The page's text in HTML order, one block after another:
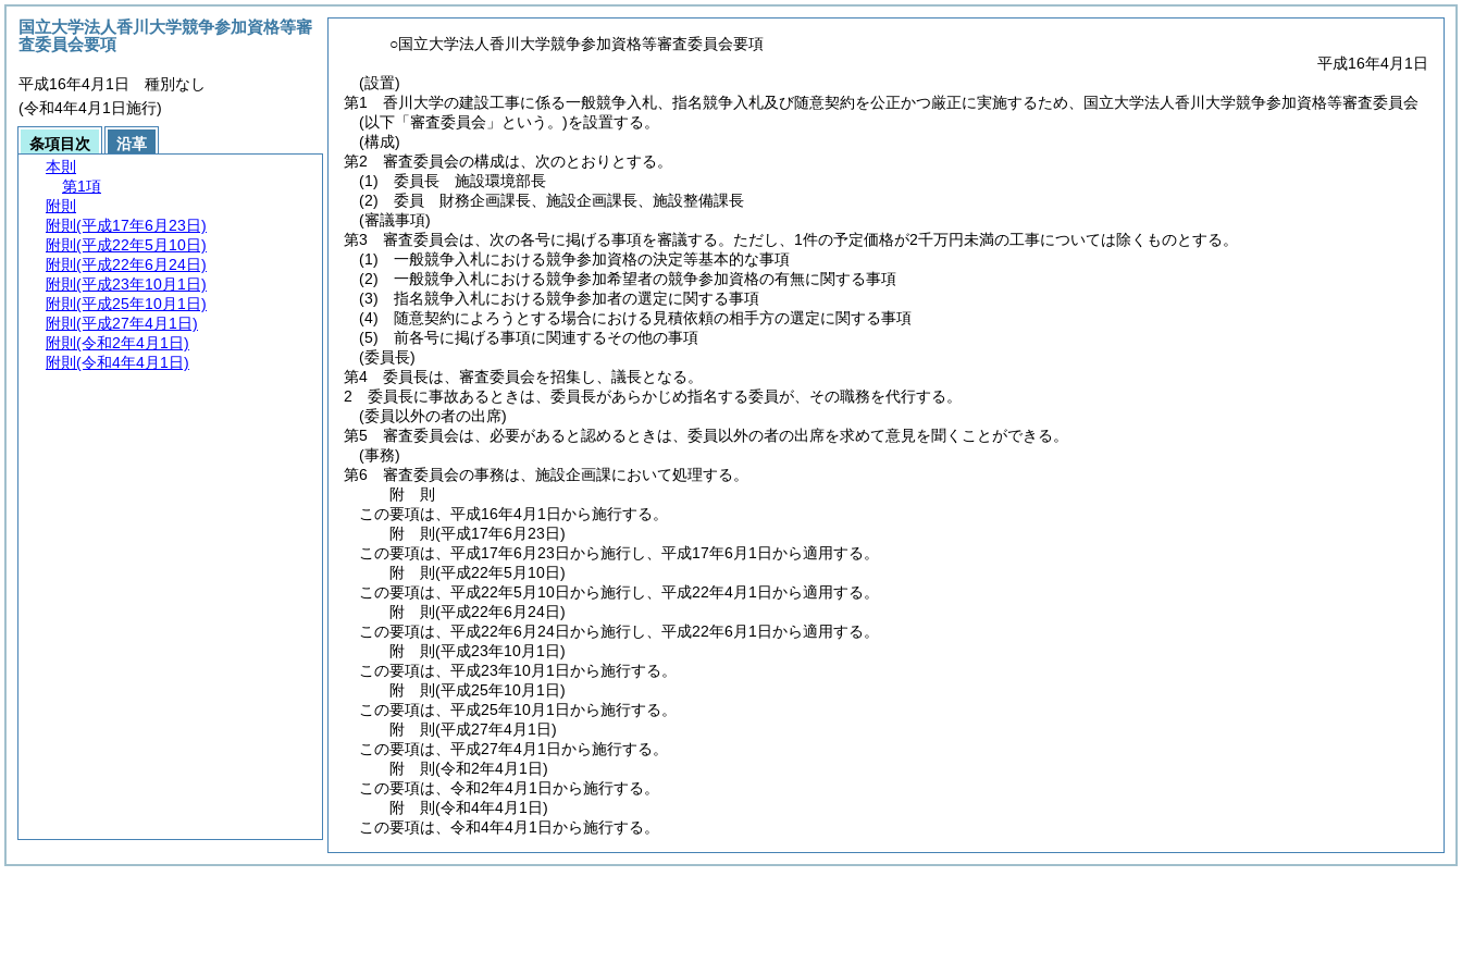
○国立大学法人香川大学競争参加資格等審査委員会要項
平成16年4月1日
(設置)
第1 香川大学の建設工事に係る一般競争入札、指名競争入札及び随意契約を公正かつ厳正に実施するため、国立大学法人香川大学競争参加資格等審査委員会
(以下「審査委員会」という。)を設置する。
(構成)
第2 審査委員会の構成は、次のとおりとする。
(1) 委員長 施設環境部長
(2) 委員 財務企画課長、施設企画課長、施設整備課長
(審議事項)
第3 審査委員会は、次の各号に掲げる事項を審議する。ただし、1件の予定価格が2千万円未満の工事については除くものとする。
(1) 一般競争入札における競争参加資格の決定等基本的な事項
(2) 一般競争入札における競争参加希望者の競争参加資格の有無に関する事項
(3) 指名競争入札における競争参加者の選定に関する事項
(4) 随意契約によろうとする場合における見積依頼の相手方の選定に関する事項
(5) 前各号に掲げる事項に関連するその他の事項
(委員長)
第4 委員長は、審査委員会を招集し、議長となる。
2 委員長に事故あるときは、委員長があらかじめ指名する委員が、その職務を代行する。
(委員以外の者の出席)
第5 審査委員会は、必要があると認めるときは、委員以外の者の出席を求めて意見を聞くことができる。
(事務)
第6 審査委員会の事務は、施設企画課において処理する。
附 則
この要項は、平成16年4月1日から施行する。
附 則(平成17年6月23日)
この要項は、平成17年6月23日から施行し、平成17年6月1日から適用する。
附 則(平成22年5月10日)
この要項は、平成22年5月10日から施行し、平成22年4月1日から適用する。
附 則(平成22年6月24日)
この要項は、平成22年6月24日から施行し、平成22年6月1日から適用する。
附 則(平成23年10月1日)
この要項は、平成23年10月1日から施行する。
附 則(平成25年10月1日)
この要項は、平成25年10月1日から施行する。
附 則(平成27年4月1日)
この要項は、平成27年4月1日から施行する。
附 則(令和2年4月1日)
この要項は、令和2年4月1日から施行する。
附 則(令和4年4月1日)
この要項は、令和4年4月1日から施行する。
国立大学法人香川大学競争参加資格等審
査委員会要項
平成16年4月1日 種別なし
(令和4年4月1日施行)
条項目次
沿革
本則
第1項
附則
附則 (平成17年6月23日)
附則 (平成22年5月10日)
附則 (平成22年6月24日)
附則 (平成23年10月1日)
附則 (平成25年10月1日)
附則 (平成27年4月1日)
附則 (令和2年4月1日)
附則 (令和4年4月1日)